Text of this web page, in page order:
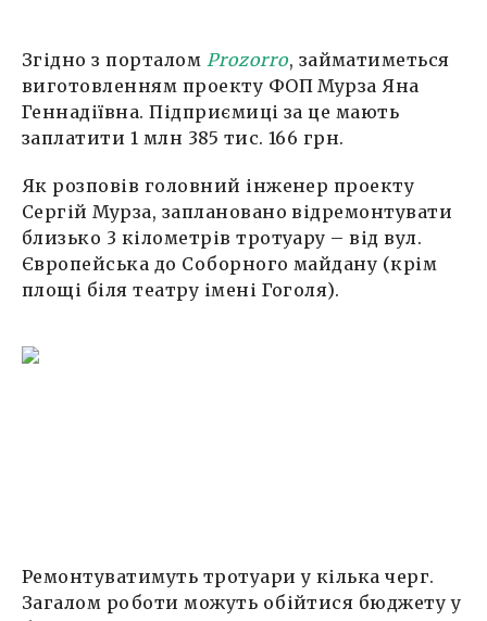
Згідно з порталом Prozorro, займатиметься
виготовленням проекту ФОП Мурза Яна
Геннадіївна. Підприємиці за це мають
заплатити 1 млн 385 тис. 166 грн.
Як розповів головний інженер проекту
Сергій Мурза, заплановано відремонтувати
близько 3 кілометрів тротуару – від вул.
Європейська до Соборного майдану (крім
площі біля театру імені Гоголя).
Ремонтуватимуть тротуари у кілька черг.
Загалом роботи можуть обійтися бюджету у